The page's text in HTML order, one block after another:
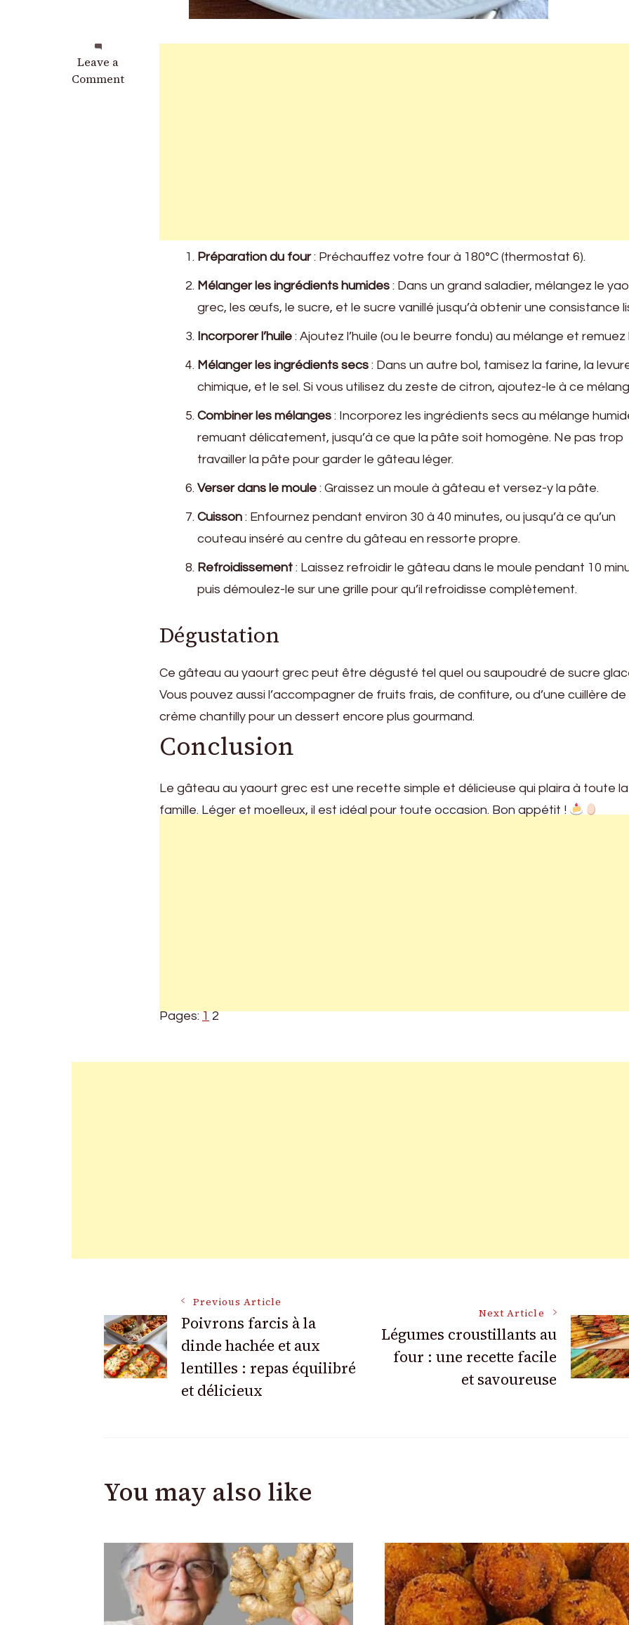
Leave a
Comment
on
Gâteau
Préparation du four: Préchauffez votre four à 180°C (thermostat 6).
Mélanger les ingrédients humides : Dans un grand saladier, mélangez le
grec, les œufs, le sucre, et le sucre vanillé jusqu’à obtenir une consistance
Incorporer l’huile : Ajoutez l’huile (ou le beurre fondu) au mélange et remuez
Mélanger les ingrédients secs : Dans un autre bol, tamisez la farine, la
chimique, et le sel. Si vous utilisez du zeste de citron, ajoutez-le à ce
Combiner les mélanges : Incorporez les ingrédients secs au mélange
remuant délicatement, jusqu’à ce que la pâte soit homogène. Ne pas trop
travailler la pâte pour garder le gâteau léger.
Verser dans le moule : Graissez un moule à gâteau et versez-y la pâte.
Cuisson : Enfournez pendant environ 30 à 40 minutes, ou jusqu’à ce qu’un
couteau inséré au centre du gâteau en ressorte propre.
Refroidissement : Laissez refroidir le gâteau dans le moule pendant 10
puis démoulez-le sur une grille pour qu’il refroidisse complètement.
Dégustation
Ce gâteau au yaourt grec peut être dégusté tel quel ou saupoudré de sucre
Vous pouvez aussi l’accompagner de fruits frais, de confiture, ou d’une cuillère de
crème chantilly pour un dessert encore plus gourmand.
Conclusion
Le gâteau au yaourt grec est une recette simple et délicieuse qui plaira à toute la
famille. Léger et moelleux, il est idéal pour toute occasion. Bon appétit !
Pages: 1 2
Post
Navigation
Previous Article
Poivrons farcis à la
dinde hachée et aux
lentilles : repas équilibré
et délicieux
Next Article
Légumes croustillants au
four : une recette facile
et savoureuse
You may also like